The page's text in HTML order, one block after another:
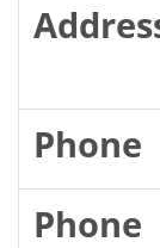
Phone
Phone